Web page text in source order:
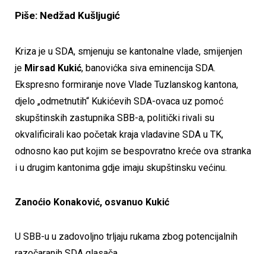
Piše: Nedžad Kušljugić
Kriza je u SDA, smjenuju se kantonalne vlade, smijenjen
je Mirsad Kukić, banovićka siva eminencija SDA.
Ekspresno formiranje nove Vlade Tuzlanskog kantona,
djelo „odmetnutih“ Kukićevih SDA-ovaca uz pomoć
skupštinskih zastupnika SBB-a, politički rivali su
okvalificirali kao početak kraja vladavine SDA u TK,
odnosno kao put kojim se bespovratno kreće ova stranka
i u drugim kantonima gdje imaju skupštinsku većinu.
Zanoćio Konaković, osvanuo Kukić
U SBB-u u zadovoljno trljaju rukama zbog potencijalnih